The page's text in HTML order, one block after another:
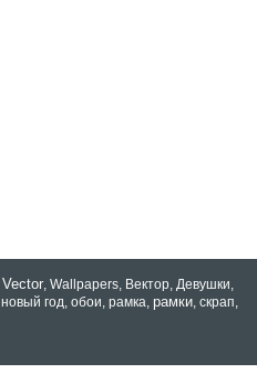
Vector, Wallpapers, Вектор, Девушки,
новый год, обои, рамка, рамки, скрап,